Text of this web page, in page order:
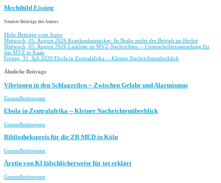
Mechthild Eissing
Neueste Beiträge des Autors
Mehr Beiträge vom Autor
Mittwoch, 05. August 2026 Krankenhausticker: In Brake endet der Betrieb im Herbst
Mittwoch, 05. August 2026 Linkliste zu MVZ-Nachrichten -- Unterschriftensammlung für
das MVZ in Kaan
Freitag, 31. Juli 2026 Ebola in Zentralafrika -- Kleiner Nachrichtenüberblick
Ähnliche Beiträge
Vibrionen in den Schlagzeilen -- Zwischen Gefahr und Alarmismus
Gesundheitswesen
Ebola in Zentralafrika -- Kleiner Nachrichtenüberblick
Gesundheitswesen
Bibliothekspreis für die ZB MED in Köln
Gesundheitswesen
Ärztin von KI fälschlicherweise für tot erklärt
Gesundheitswesen